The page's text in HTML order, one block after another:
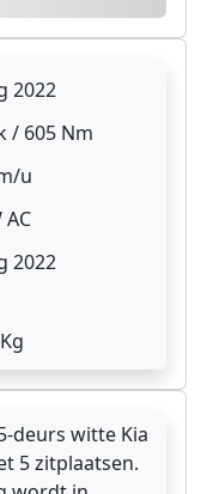
2022
/ 605 Nm
u
AC
2022
deurs witte Kia
5 zitplaatsen.